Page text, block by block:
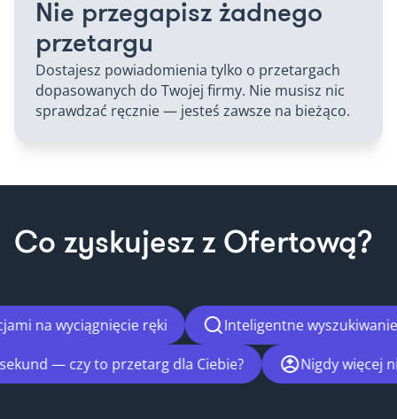
Nie przegapisz żadnego
przetargu
Dostajesz powiadomienia tylko o przetargach
dopasowanych do Twojej firmy. Nie musisz nic
sprawdzać ręcznie — jesteś zawsze na bieżąco.
Co zyskujesz z Ofertową?
wyciągnięcie ręki
Inteligentne wyszukiwanie,
90 sekund — czy to przetarg dla Ciebie?
Nigdy